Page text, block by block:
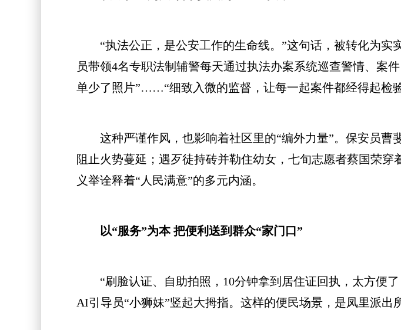
“执法公正，是公安工作的生命线。”这句话，被转化为实
员带领4名专职法制辅警每天通过执法办案系统巡查警情、案
单少了照片”……“细致入微的监督，让每一起案件都经得起检
这种严谨作风，也影响着社区里的“编外力量”。保安员曹
阻止火势蔓延；遇歹徒持砖并勒住幼女，七旬志愿者蔡国荣
义举诠释着“人民满意”的多元内涵。
以“服务”为本 把便利送到群众“家门口”
“刷脸认证、自助拍照，10分钟拿到居住证回执，太方便了
AI引导员“小狮妹”竖起大拇指。这样的便民场景，是凤里派出